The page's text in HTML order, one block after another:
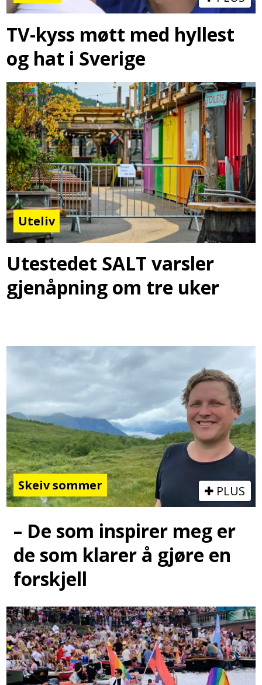
TV-kyss møtt med hyllest
og hat i Sverige
Uteliv
Utestedet SALT varsler
gjenåpning om tre uker
Skeiv sommer PLUS
– De som inspirer meg er
de som klarer å gjøre en
forskjell